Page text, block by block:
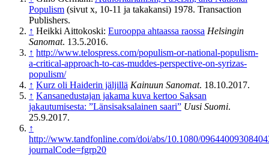
Populism (sivut x, 10-11 ja takakansi) 1978. Transaction
Publishers.
↑ Heikki Aittokoski: Eurooppa ahtaassa raossa Helsingin
Sanomat. 13.5.2016.
↑ http://www.telospress.com/populism-or-national-populism-
a-critical-approach-to-cas-muddes-perspective-on-syrizas-
populism/
↑ Kurz oli Haiderin jäljillä Kainuun Sanomat. 18.10.2017.
↑ Kansanedustajan jakama kuva kertoo Saksan
jakautumisesta: ”Länsisaksalainen saari” Uusi Suomi.
25.9.2017.
↑
http://www.tandfonline.com/doi/abs/10.1080/
journalCode=fgrp20